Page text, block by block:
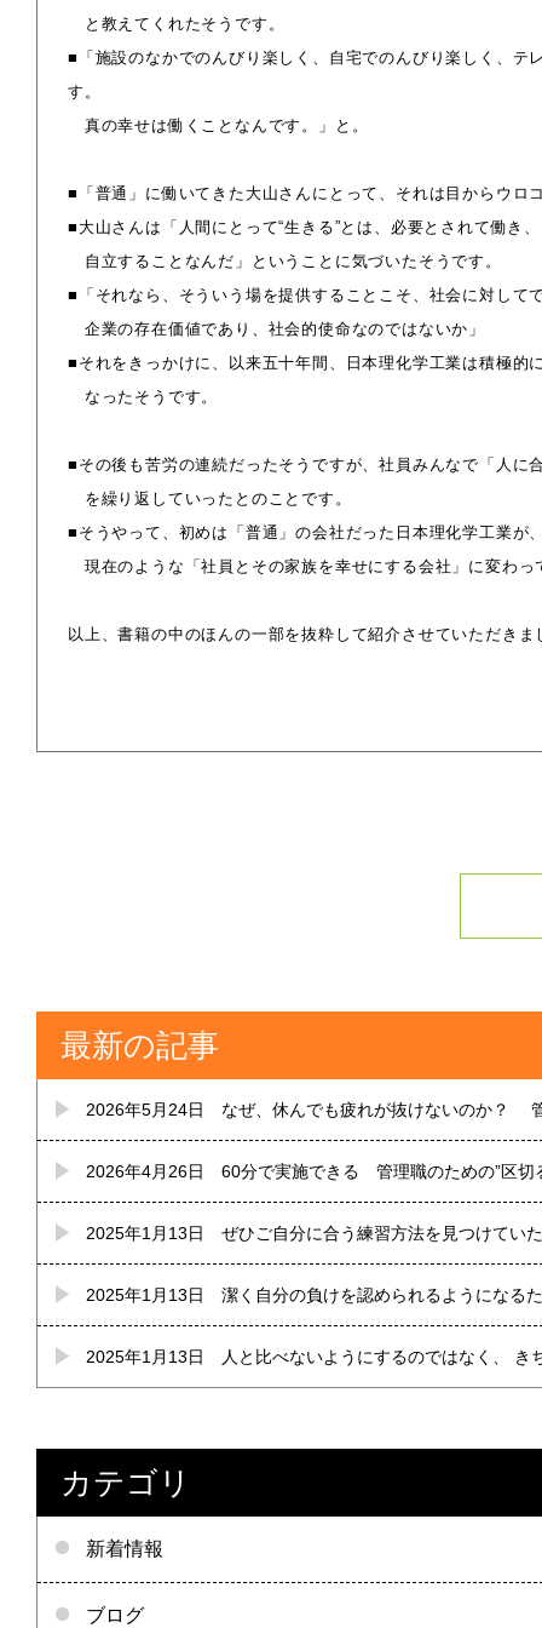
と教えてくれたそうです。
■「施設のなかでのんびり楽しく、自宅でのんびり楽しく、テ
す。
真の幸せは働くことなんです。」と。
■「普通」に働いてきた大山さんにとって、それは目からウロ
■大山さんは「人間にとって“生きる”とは、必要とされて働き、
自立することなんだ」ということに気づいたそうです。
■「それなら、そういう場を提供することこそ、社会に対して
企業の存在価値であり、社会的使命なのではないか」
■それをきっかけに、以来五十年間、日本理化学工業は積極的
なったそうです。
■その後も苦労の連続だったそうですが、社員みんなで「人に
を繰り返していったとのことです。
■そうやって、初めは「普通」の会社だった日本理化学工業が
現在のような「社員とその家族を幸せにする会社」に変わっ
以上、書籍の中のほんの一部を抜粋して紹介させていただきま
最新の記事
2026年5月24日 なぜ、休んでも疲れが抜けないのか？
2026年4月26日 60分で実施できる 管理職のための”区切
2025年1月13日 ぜひご自分に合う練習方法を見つけてい
2025年1月13日 潔く自分の負けを認められるようになる
2025年1月13日 人と比べないようにするのではなく、 き
カテゴリ
新着情報
ブログ